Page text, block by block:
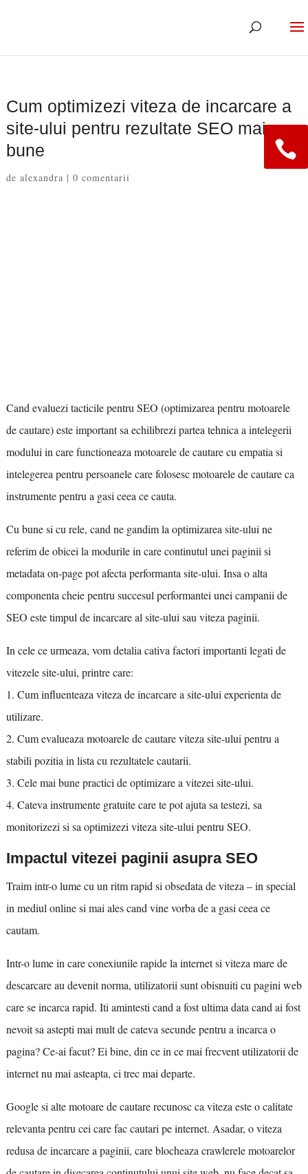
Cum optimizezi viteza de incarcare a
site-ului pentru rezultate SEO mai
bune
de alexandra | 0 comentarii
Cand evaluezi tacticile pentru SEO (optimizarea pentru motoarele
de cautare) este important sa echilibrezi partea tehnica a intelegerii
modului in care functioneaza motoarele de cautare cu empatia si
intelegerea pentru persoanele care folosesc motoarele de cautare ca
instrumente pentru a gasi ceea ce cauta.
Cu bune si cu rele, cand ne gandim la optimizarea site-ului ne
referim de obicei la modurile in care continutul unei paginii si
metadata on-page pot afecta performanta site-ului. Insa o alta
componenta cheie pentru succesul performantei unei campanii de
SEO este timpul de incarcare al site-ului sau viteza paginii.
In cele ce urmeaza, vom detalia cativa factori importanti legati de
vitezele site-ului, printre care:
1. Cum influenteaza viteza de incarcare a site-ului experienta de
utilizare.
2. Cum evalueaza motoarele de cautare viteza site-ului pentru a
stabili pozitia in lista cu rezultatele cautarii.
3. Cele mai bune practici de optimizare a vitezei site-ului.
4. Cateva instrumente gratuite care te pot ajuta sa testezi, sa
monitorizezi si sa optimizezi viteza site-ului pentru SEO.
Impactul vitezei paginii asupra SEO
Traim intr-o lume cu un ritm rapid si obsedata de viteza – in special
in mediul online si mai ales cand vine vorba de a gasi ceea ce
cautam.
Intr-o lume in care conexiunile rapide la internet si viteza mare de
descarcare au devenit norma, utilizatorii sunt obisnuiti cu pagini web
care se incarca rapid. Iti amintesti cand a fost ultima data cand ai fost
nevoit sa astepti mai mult de cateva secunde pentru a incarca o
pagina? Ce-ai facut? Ei bine, din ce in ce mai frecvent utilizatorii de
internet nu mai asteapta, ci trec mai departe.
Google si alte motoare de cautare recunosc ca viteza este o calitate
relevanta pentru cei care fac cautari pe internet. Asadar, o viteza
redusa de incarcare a paginii, care blocheaza crawlerele motoarelor